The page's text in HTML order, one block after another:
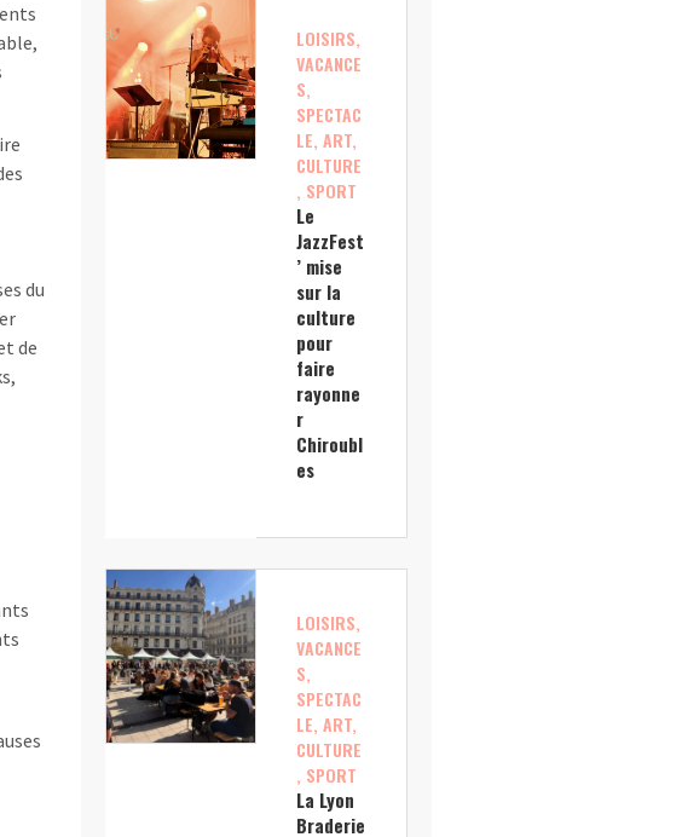
du
de
LOISIRS,
VACANCE
S,
SPECTAC
LE, ART,
CULTURE
, SPORT
Le
JazzFest
’ mise
sur la
culture
pour
faire
rayonne
r
Chiroubl
es
LOISIRS,
VACANCE
S,
SPECTAC
LE, ART,
CULTURE
, SPORT
La Lyon
Braderie